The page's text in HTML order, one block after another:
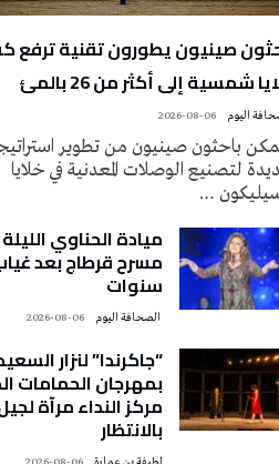
صينيون يطورون تقنية ترفع
شمسية إلى أكثر من 26 بالمئ
2026-08-06
باحثون صينيون من تطوير
لتصنيع الوصلات المعدنية في خلايا
…
ميادة الحناوي
سنوات
2026-08-06
“جاكرندا” لنزار
بمهرجان الحمامات
مركز النداء مرآة
بالانتظار